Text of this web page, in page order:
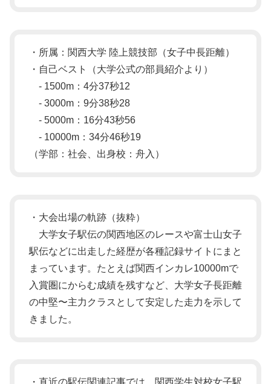
・所属：関西大学 陸上競技部（女子中長距離）
・自己ベスト（大学公式の部員紹介より）
- 1500m：4分37秒12
- 3000m：9分38秒28
- 5000m：16分43秒56
- 10000m：34分46秒19
（学部：社会、出身校：舟入）
・大会出場の軌跡（抜粋）
大学女子駅伝の関西地区のレースや富士山女子
駅伝などに出走した経歴が各種記録サイトにまと
まっています。たとえば関西インカレ10000mで
入賞圏にからむ成績を残すなど、大学女子長距離
の中堅〜主力クラスとして安定した走力を示して
きました。